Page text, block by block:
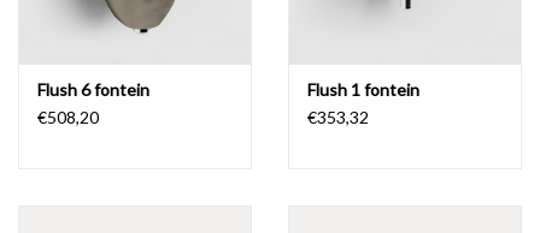
Flush 6 fontein
€508,20
Flush 1 fontein
€353,32